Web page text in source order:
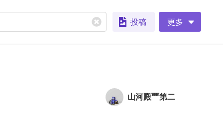
投稿 更多
山河殿覀第二